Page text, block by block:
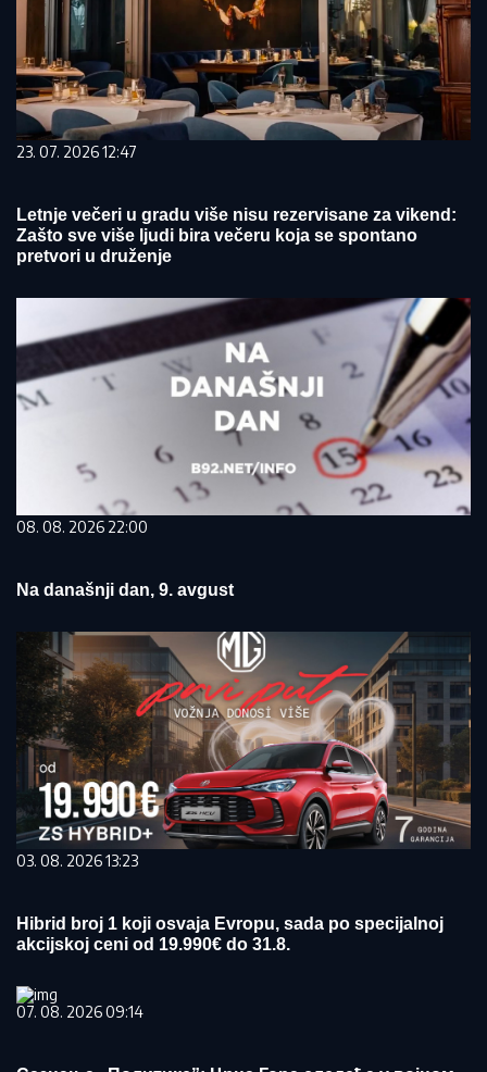
23. 07. 2026 12:47
Letnje večeri u gradu više nisu rezervisane za vikend:
Zašto sve više ljudi bira večeru koja se spontano
pretvori u druženje
08. 08. 2026 22:00
Na današnji dan, 9. avgust
03. 08. 2026 13:23
Hibrid broj 1 koji osvaja Evropu, sada po specijalnoj
akcijskoj ceni od 19.990€ do 31.8.
07. 08. 2026 09:14